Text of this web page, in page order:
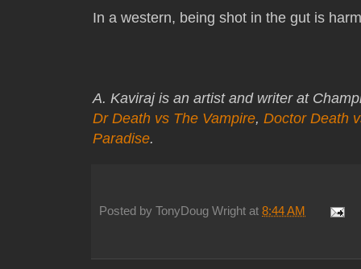
In a western, being shot in the gut is
A. Kaviraj is an artist and writer at
Dr Death vs The Vampire, Doctor Death
Paradise.
Posted by TonyDoug Wright at 8:44 AM